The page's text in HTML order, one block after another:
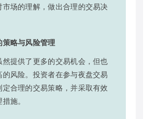
市场的理解，做出合理的交易决
略与风险管理
然提供了更多的交易机会，但也
风险。投资者在参与夜盘交易
定合理的交易策略，并采取有效
施。